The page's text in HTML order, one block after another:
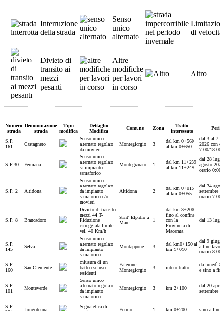
Interruzione
della strada
Senso
unico
alternato
di
Divieto di
transito ai
mezzi
pesanti
Altre
modifiche
per lavori
in corso
Altro
Numero
strada
Denominazione
strada
Tipo
modifica
Dettaglio
Modifica
Comune Zona
Tratto
interessato
S.P.
161
Castagneto
Senso unico
alternato regolato
da movieri
Montegiorgio 3
dal km 0+560
al km 0+650
dal 3 al 7
2026 con
7:00/
S.P.30 Fermana
Senso unico
alternato regolato
sa impianto
semaforico
Montegranaro 1
dal km 11+239
al km 11+249
dal 28
agosto
orario
S.P. 2 Altidona
Senso unico
alternato regolato
da impianto
semaforico e/o
movieri
Altidona 2
dal km 0+015
al km 0+055
dal 24
settembre
orario
S.P. 8 Brancadoro
Divieto di transito
mezzi 44 T-
Riduzione
carreggiata-limite
vel. 40 Km/h
Sant' Elpidio a
Mare
1
dal km 3+200
fino al confine
con la
Provincia di
Macerata
dal 13
S.P.
145
Selva
Senso unico
alternato regolato
da impianto
semaforico
Montappone 3
dal km0+150 al
km 1+010
dal 9
a fine
orario
S.P.
160
San Clemente
chiusura di un
tratto escluso
residenti
Falerone-
Montegiorgio
3 intero tratto
da lunedì
e sino a
S.P.
101
Monteverde
Senso unico
alternato regolato
da impianto
semaforico
Montegiorgio 3 km 2+100
dal 20
settembre
S.P.
Lungotenna
Segnaletica di
Fermo 1 km 0+200 sino a